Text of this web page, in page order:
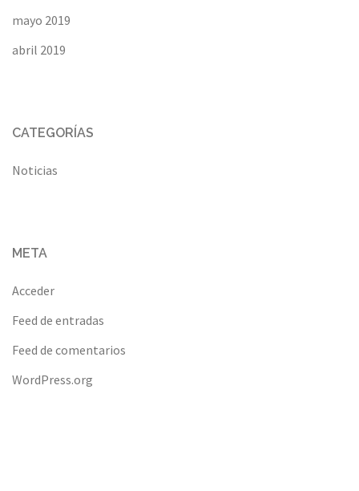
mayo 2019
abril 2019
CATEGORÍAS
Noticias
META
Acceder
Feed de entradas
Feed de comentarios
WordPress.org